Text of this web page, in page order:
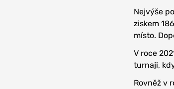
Nejvýše
ziskem
místo.
V roce
turnaji,
Rovněž v